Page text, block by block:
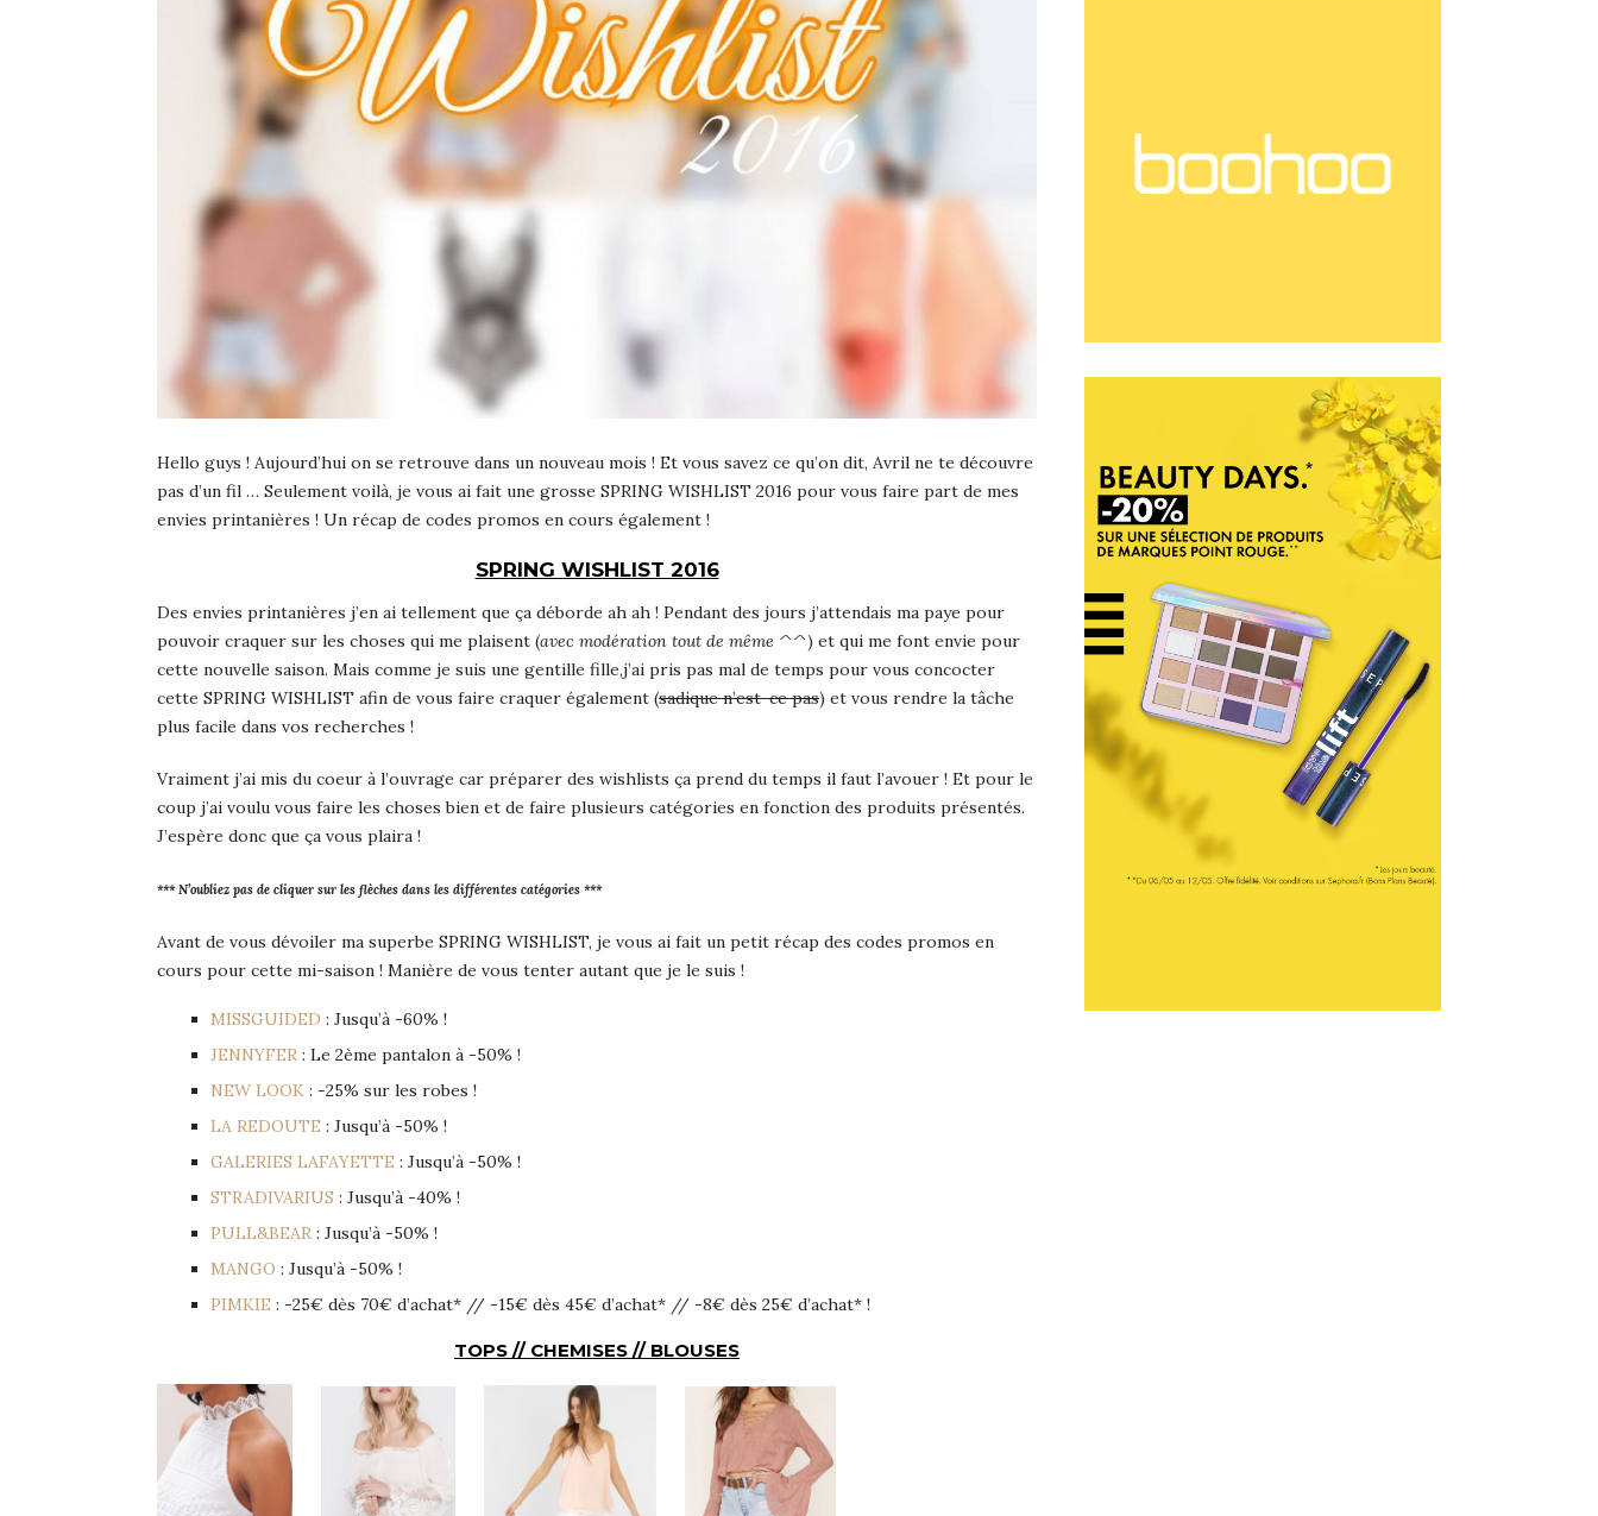
Hello guys ! Aujourd’hui on se retrouve dans un nouveau mois ! Et vous savez ce qu’on dit, Avril ne te découvre
pas d’un fil … Seulement voilà, je vous ai fait une grosse SPRING WISHLIST 2016 pour vous faire part de mes
envies printanières ! Un récap de codes promos en cours également !
SPRING WISHLIST 2016
Des envies printanières j’en ai tellement que ça déborde ah ah ! Pendant des jours j’attendais ma paye pour
pouvoir craquer sur les choses qui me plaisent (avec modération tout de même ^^) et qui me font envie pour
cette nouvelle saison. Mais comme je suis une gentille fille,j’ai pris pas mal de temps pour vous concocter
cette SPRING WISHLIST afin de vous faire craquer également (sadique n’est-ce pas) et vous rendre la tâche
plus facile dans vos recherches !
Vraiment j’ai mis du coeur à l’ouvrage car préparer des wishlists ça prend du temps il faut l’avouer ! Et pour le
coup j’ai voulu vous faire les choses bien et de faire plusieurs catégories en fonction des produits présentés.
J’espère donc que ça vous plaira !
*** N’oubliez pas de cliquer sur les flèches dans les différentes catégories ***
Avant de vous dévoiler ma superbe SPRING WISHLIST, je vous ai fait un petit récap des codes promos en
cours pour cette mi-saison ! Manière de vous tenter autant que je le suis !
MISSGUIDED : Jusqu’à -60% !
JENNYFER : Le 2ème pantalon à -50% !
NEW LOOK : -25% sur les robes !
LA REDOUTE : Jusqu’à -50% !
GALERIES LAFAYETTE : Jusqu’à -50% !
STRADIVARIUS : Jusqu’à -40% !
PULL&BEAR : Jusqu’à -50% !
MANGO : Jusqu’à -50% !
PIMKIE : -25€ dès 70€ d’achat* // -15€ dès 45€ d’achat* // -8€ dès 25€ d’achat* !
TOPS // CHEMISES // BLOUSES